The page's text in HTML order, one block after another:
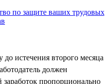
до истечения второго месяца
должен
пропорционально